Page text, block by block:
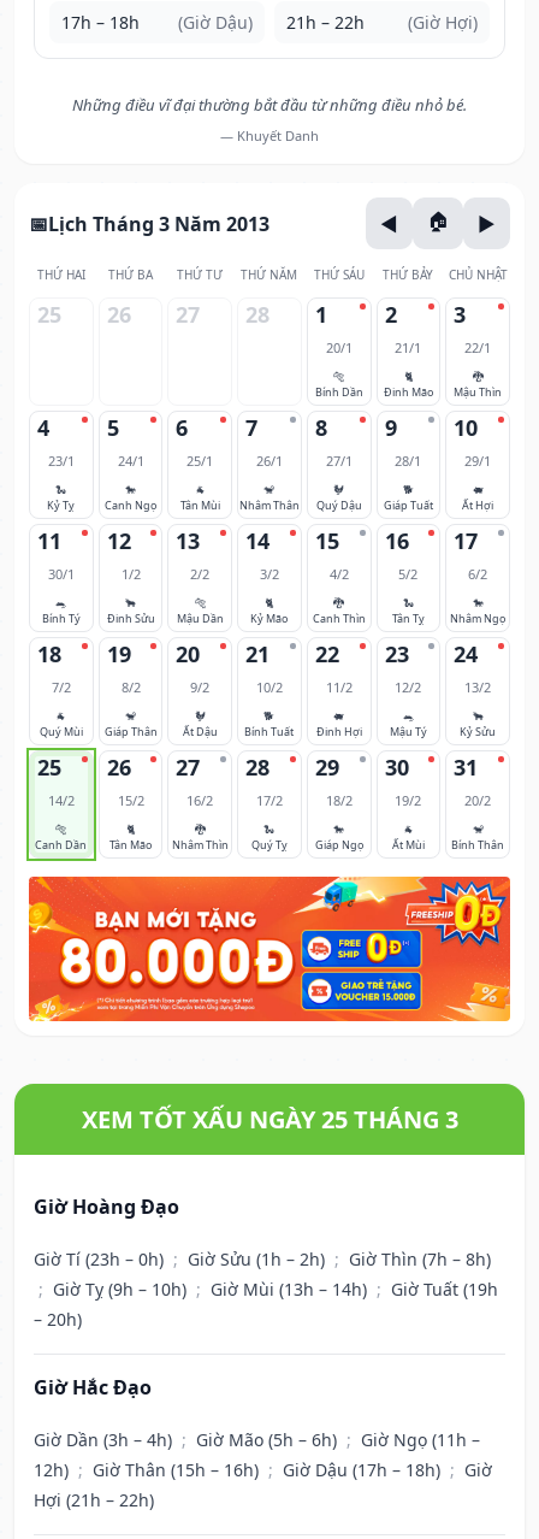
17h – 18h (Giờ Dậu) 21h – 22h (Giờ Hợi)
Những điều vĩ đại thường bắt đầu từ những điều nhỏ bé.
— Khuyết Danh
Lịch Tháng 3 Năm 2013
THỨ HAI THỨ BA THỨ TƯ THỨ NĂM THỨ SÁU THỨ BẢY CHỦ NHẬT
25 26 27 28 1
20/1
🐅
Bính Dần
2
21/1
🐈
Đinh Mão
3
22/1
🐉
Mậu Thìn
4
23/1
🐍
Kỷ Tỵ
5
24/1
🐎
Canh Ngọ
6
25/1
🐐
Tân Mùi
7
26/1
🐒
Nhâm Thân
8
27/1
🐓
Quý Dậu
9
28/1
🐕
Giáp Tuất
10
29/1
🐖
Ất Hợi
11
30/1
🐀
Bính Tý
12
1/2
🐂
Đinh Sửu
13
2/2
🐅
Mậu Dần
14
3/2
🐈
Kỷ Mão
15
4/2
🐉
Canh Thìn
16
5/2
🐍
Tân Tỵ
17
6/2
🐎
Nhâm Ngọ
18
7/2
🐐
Quý Mùi
19
8/2
🐒
Giáp Thân
20
9/2
🐓
Ất Dậu
21
10/2
🐕
Bính Tuất
22
11/2
🐖
Đinh Hợi
23
12/2
🐀
Mậu Tý
24
13/2
🐂
Kỷ Sửu
25
14/2
🐅
Canh Dần
26
15/2
🐈
Tân Mão
27
16/2
🐉
Nhâm Thìn
28
17/2
🐍
Quý Tỵ
29
18/2
🐎
Giáp Ngọ
30
19/2
🐐
Ất Mùi
31
20/2
🐒
Bính Thân
XEM TỐT XẤU NGÀY 25 THÁNG 3
Giờ Hoàng Đạo
Giờ Tí (23h – 0h) ; Giờ Sửu (1h – 2h) ; Giờ Thìn (7h – 8h)
; Giờ Tỵ (9h – 10h) ; Giờ Mùi (13h – 14h) ; Giờ Tuất (19h
– 20h)
Giờ Hắc Đạo
Giờ Dần (3h – 4h) ; Giờ Mão (5h – 6h) ; Giờ Ngọ (11h –
12h) ; Giờ Thân (15h – 16h) ; Giờ Dậu (17h – 18h) ; Giờ
Hợi (21h – 22h)